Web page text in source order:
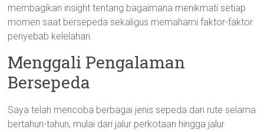
membagikan insight tentang bagaimana menikmati setiap
momen saat bersepeda sekaligus memahami faktor-faktor
penyebab kelelahan.
Menggali Pengalaman
Bersepeda
Saya telah mencoba berbagai jenis sepeda dan rute selama
bertahun-tahun, mulai dari jalur perkotaan hingga jalur